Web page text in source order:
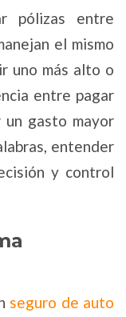
pólizas entre
el mismo
uno más alto o
entre pagar
un gasto mayor
entender
y control
seguro de auto